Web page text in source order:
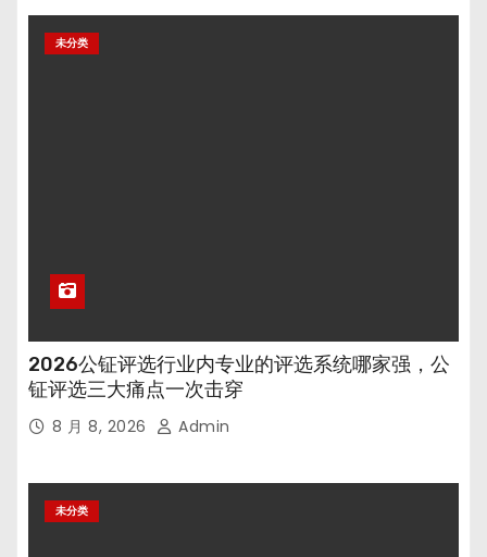
未分类
2026公钲评选行业内专业的评选系统哪家强，公
钲评选三大痛点一次击穿
8 月 8, 2026 Admin
未分类